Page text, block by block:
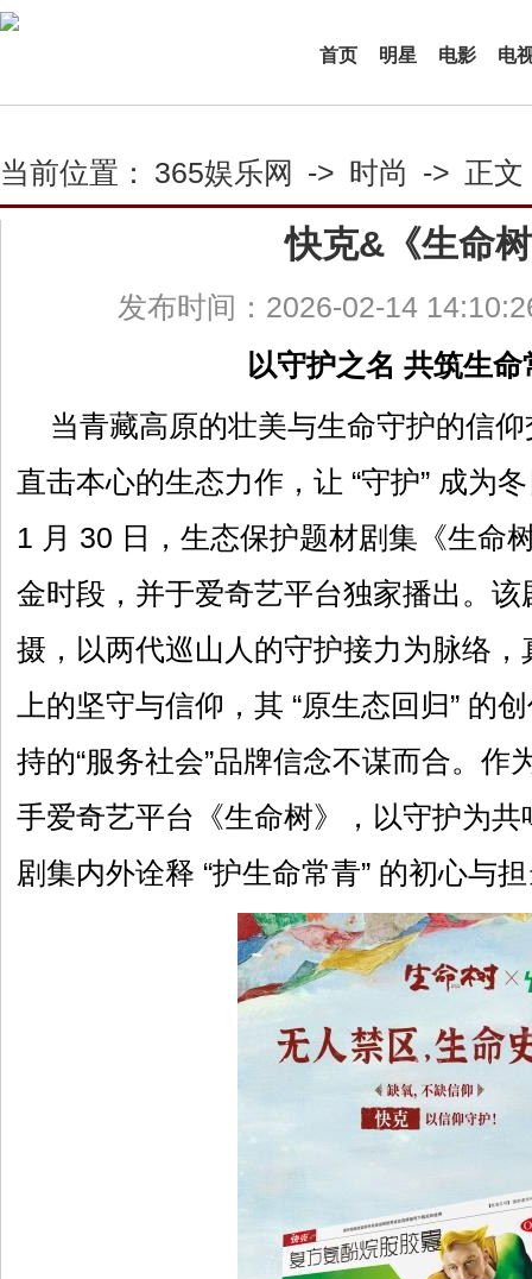
首页 明星 电影 电
当前位置： 365娱乐网 -> 时尚 -> 正文
快克&《生命
发布时间：2026-02-14
以守护之名 共筑生命
当青藏高原的壮美与生命守护的信
直击本心的生态力作，让 “守护” 成为
1 月 30 日，生态保护题材剧集《生命
金时段，并于爱奇艺平台独家播出。
摄，以两代巡山人的守护接力为脉络
上的坚守与信仰，其 “原生态回归” 的
持的“服务社会”品牌信念不谋而合。作
手爱奇艺平台《生命树》，以守护为
剧集内外诠释 “护生命常青” 的初心与